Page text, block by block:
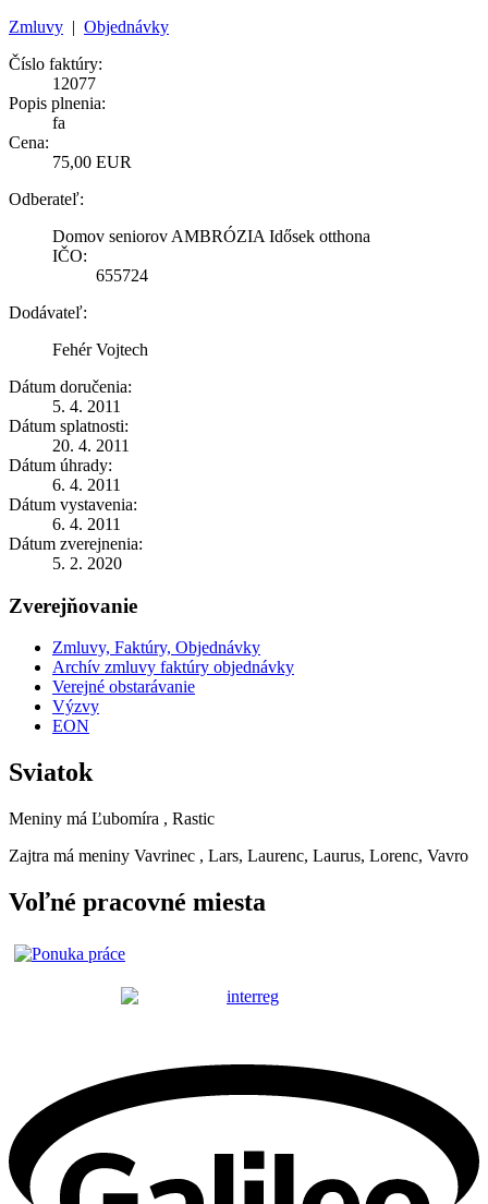
Zmluvy | Objednávky
Číslo faktúry:
12077
Popis plnenia:
fa
Cena:
75,00 EUR
Odberateľ:
Domov seniorov AMBRÓZIA Idősek otthona
IČO:
655724
Dodávateľ:
Fehér Vojtech
Dátum doručenia:
5. 4. 2011
Dátum splatnosti:
20. 4. 2011
Dátum úhrady:
6. 4. 2011
Dátum vystavenia:
6. 4. 2011
Dátum zverejnenia:
5. 2. 2020
Zverejňovanie
Zmluvy, Faktúry, Objednávky
Archív zmluvy faktúry objednávky
Verejné obstarávanie
Výzvy
EON
Sviatok
Meniny má Ľubomíra , Rastic
Zajtra má meniny Vavrinec , Lars, Laurenc, Laurus, Lorenc, Vavro
Voľné pracovné miesta